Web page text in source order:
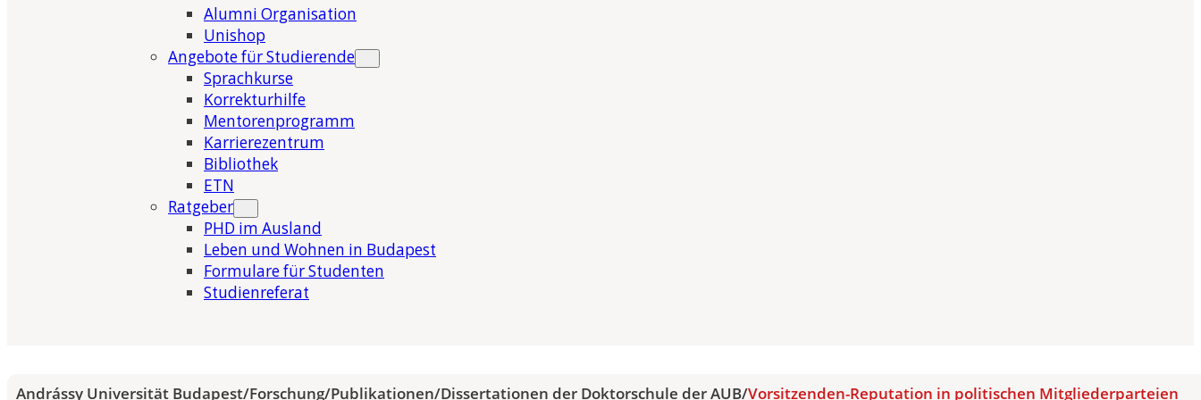
Alumni Organisation
Unishop
Angebote für Studierende
Sprachkurse
Korrekturhilfe
Mentorenprogramm
Karrierezentrum
Bibliothek
ETN
Ratgeber
PHD im Ausland
Leben und Wohnen in Budapest
Formulare für Studenten
Studienreferat
Andrássy Universität Budapest/Forschung/Publikationen/Dissertationen der Doktorschule der AUB/Vorsitzenden-Reputation in politischen Mitgliederparteien